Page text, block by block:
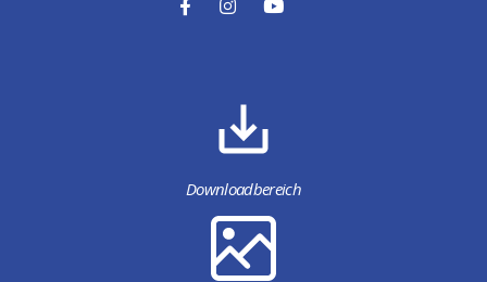
Downloadbereich